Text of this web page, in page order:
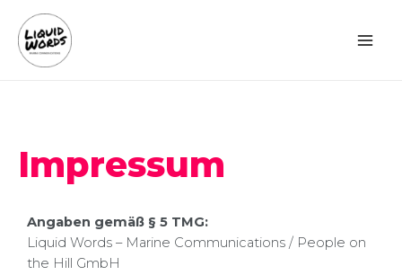
Impressum
Angaben gemäß § 5 TMG:
Liquid Words – Marine Communications / People on
the Hill GmbH